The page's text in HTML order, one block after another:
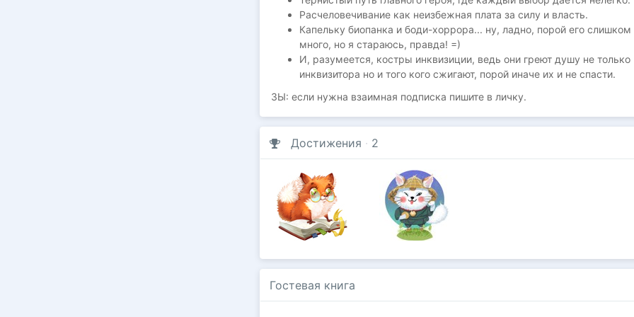
Расчеловечивание как неизбежная плата за силу и власть.
Капельку биопанка и боди-хоррора... ну, ладно, порой его слишком
много, но я стараюсь, правда! =)
И, разумеется, костры инквизиции, ведь они греют душу не только
инквизитора но и того кого сжигают, порой иначе их и не спасти.
ЗЫ: если нужна взаимная подписка пишите в личку.
Достижения · 2
Гостевая книга